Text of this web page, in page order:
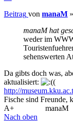
Beitrag von manaM »
manaM hat
weder im
sehenswerten
Da gibts doch was,
aktualisiert:
http://
Fische sind Freunde,
A+
manaM
Nach oben